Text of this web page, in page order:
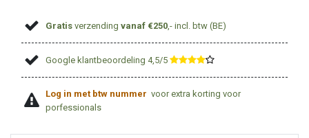
Gratis verzendingvanaf €250 ,- incl. btw (BE)
Google klantbeoordeling 4,5/5 ​
Log in met btw nummer voor extra korting voor
porfessionals